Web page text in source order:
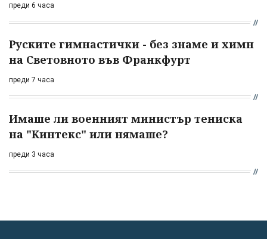
преди 6 часа
Руските гимнастички - без знаме и химн
на Световното във Франкфурт
преди 7 часа
Имаше ли военният министър тениска
на "Кинтекс" или нямаше?
преди 3 часа